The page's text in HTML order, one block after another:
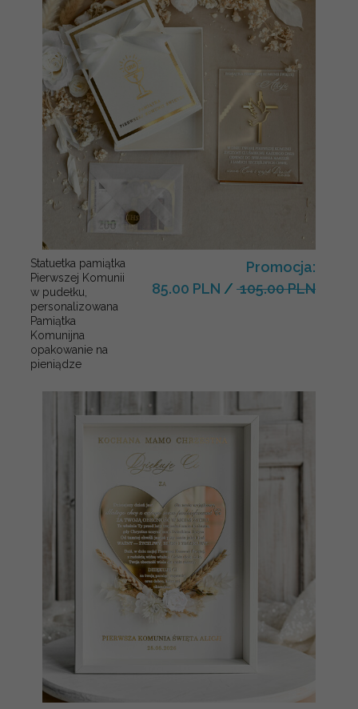
Statuetka pamiątka
Pierwszej Komunii
w pudełku,
personalizowana
Pamiątka
Komunijna
opakowanie na
pieniądze
Promocja:
85.00 PLN / 105.00 PLN